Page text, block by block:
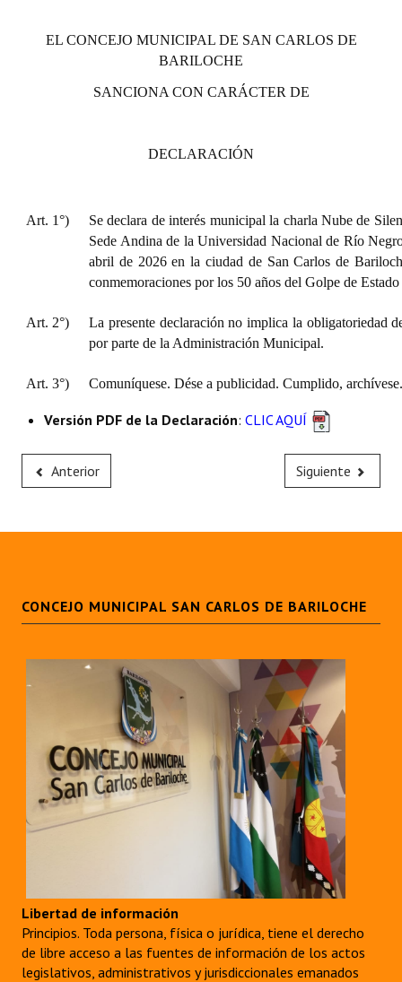
EL CONCEJO MUNICIPAL DE SAN CARLOS DE
BARILOCHE
SANCIONA CON CARÁCTER DE
DECLARACIÓN
Art. 1°)
Se declara de interés municipal la charla Nube de
Sede Andina de la Universidad Nacional de Río
abril de 2026 en la ciudad de San Carlos de
conmemoraciones por los 50 años del Golpe de
Art. 2°)
La presente declaración no implica la obligatoriedad
por parte de la Administración Municipal.
Art. 3°) Comuníquese. Dése a publicidad. Cumplido, archívese.
Versión PDF de la Declaración: CLIC AQUÍ
Anterior Siguiente
CONCEJO MUNICIPAL SAN CARLOS DE BARILOCHE
Libertad de información
Principios. Toda persona, física o jurídica, tiene el derecho
de libre acceso a las fuentes de información de los actos
legislativos, administrativos y jurisdiccionales emanados